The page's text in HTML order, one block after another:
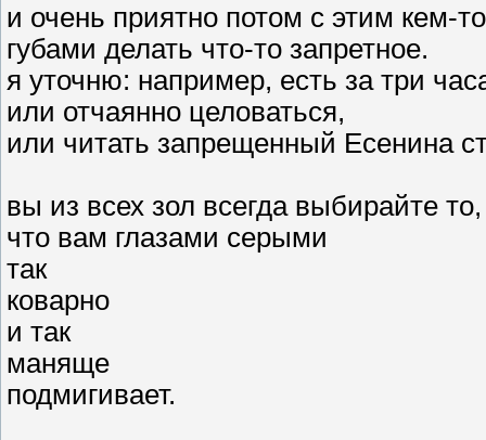
и очень приятно потом с этим кем-
губами делать что-то запретное.
я уточню: например, есть за три
или отчаянно целоваться,
или читать запрещенный Есенина
вы из всех зол всегда выбирайте то,
что вам глазами серыми
так
коварно
и так
маняще
подмигивает.